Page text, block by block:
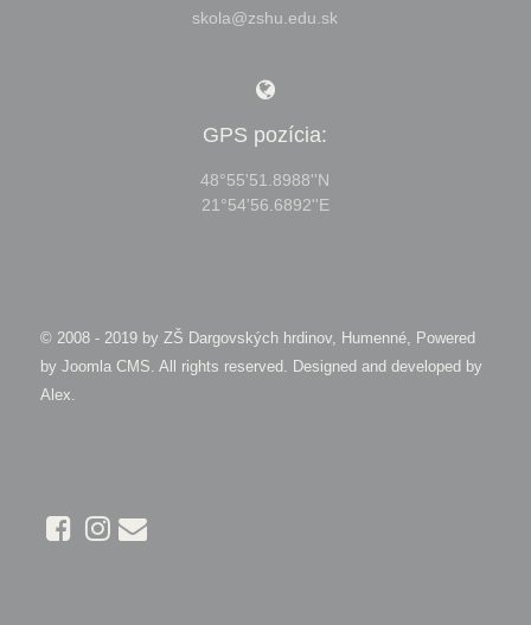
skola@zshu.edu.sk
GPS pozícia:
48°55'51.8988''N
21°54'56.6892''E
© 2008 - 2019 by ZŠ Dargovských hrdinov, Humenné, Powered
by Joomla CMS . All rights reserved. Designed and developed by
Alex